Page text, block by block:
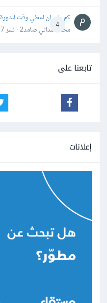
4
كم علي ان اعطي وقت للدورة
محمد سداتي صامد2 · نشر
7 يوليو
تابعنا على
إعلانات